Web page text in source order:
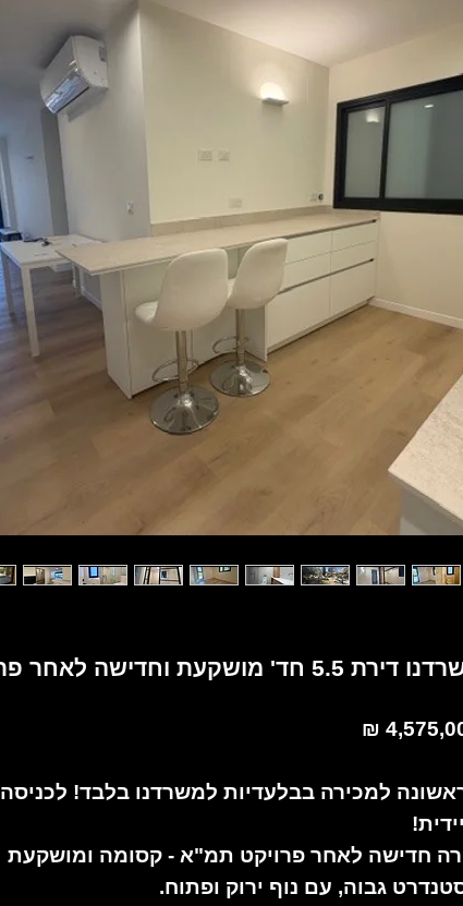
פרויקט תמ"א ברמת אפעל
למכירה בבלעדיות למשרדנו בלבד! לכניסה
חדישה לאחר פרויקט תמ"א - קסומה ומושקעת
גבוה, עם נוף ירוק ופתוח.